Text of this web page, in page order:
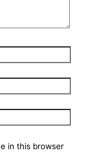
in this browser